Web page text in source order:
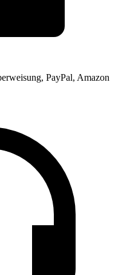
PayPal, Amazon